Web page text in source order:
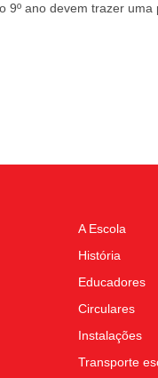
ano devem trazer
A Escola
História
Educadores
Circulares
Instalações
Transporte